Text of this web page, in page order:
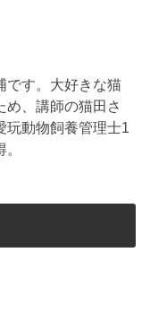
です。大好きな猫
め、講師の猫田さ
玩動物飼養管理士1